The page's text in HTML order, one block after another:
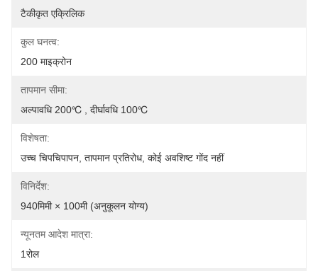
टैकीकृत एक्रिलिक
कुल घनत्व:
200 माइक्रोन
तापमान सीमा:
अल्पावधि 200℃ , दीर्घावधि 100℃
विशेषता:
उच्च चिपचिपापन, तापमान प्रतिरोध, कोई अवशिष्ट गोंद नहीं
विनिर्देश:
940मिमी × 100मी (अनुकूलन योग्य)
न्यूनतम आदेश मात्रा:
1रोल